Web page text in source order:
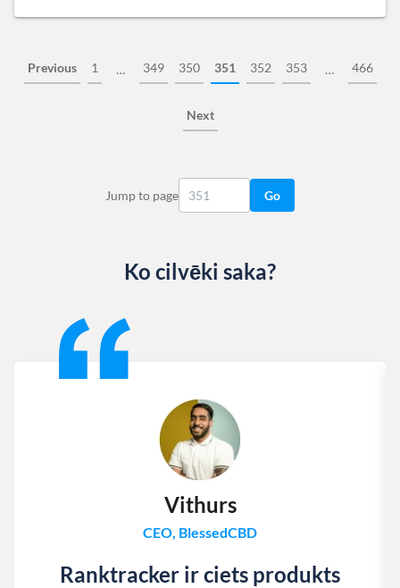
Previous 1 … 349 350 351 352 353 … 466
Next
Jump to page Go
Ko cilvēki saka?
Vithurs
CEO, BlessedCBD
Ranktracker ir ciets produkts